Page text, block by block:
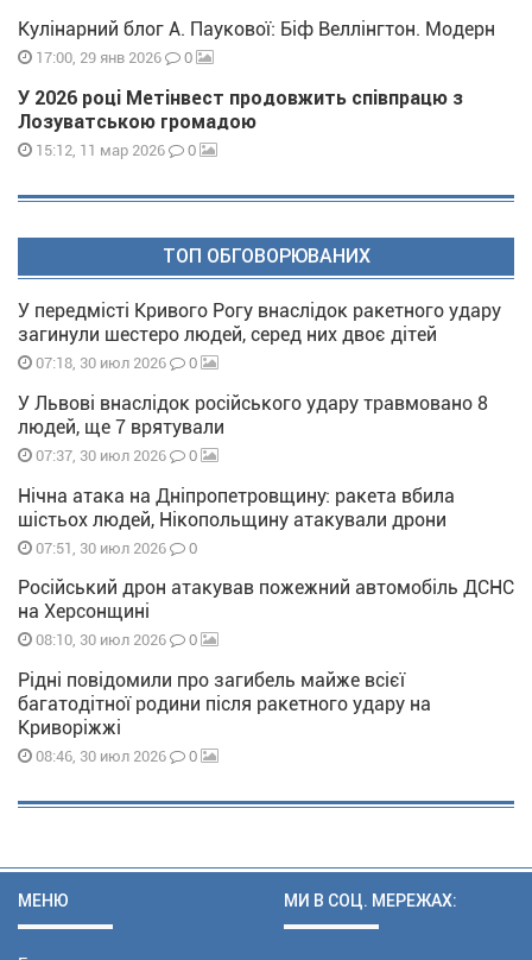
Кулінарний блог А. Паукової: Біф Веллінгтон. Модерн
17:00, 29 янв 2026 0
У 2026 році Метінвест продовжить співпрацю з
Лозуватською громадою
15:12, 11 мар 2026 0
ТОП ОБГОВОРЮВАНИХ
У передмісті Кривого Рогу внаслідок ракетного удару
загинули шестеро людей, серед них двоє дітей
07:18, 30 июл 2026 0
У Львові внаслідок російського удару травмовано 8
людей, ще 7 врятували
07:37, 30 июл 2026 0
Нічна атака на Дніпропетровщину: ракета вбила
шістьох людей, Нікопольщину атакували дрони
07:51, 30 июл 2026 0
Російський дрон атакував пожежний автомобіль ДСНС
на Херсонщині
08:10, 30 июл 2026 0
Рідні повідомили про загибель майже всієї
багатодітної родини після ракетного удару на
Криворіжжі
08:46, 30 июл 2026 0
МЕНЮ МИ В СОЦ. МЕРЕЖАХ: